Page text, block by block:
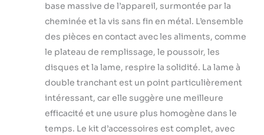
base massive de l’appareil, surmontée par la
cheminée et la vis sans fin en métal. L’ensemble
des pièces en contact avec les aliments, comme
le plateau de remplissage, le poussoir, les
disques et la lame, respire la solidité. La lame à
double tranchant est un point particulièrement
intéressant, car elle suggère une meilleure
efficacité et une usure plus homogène dans le
temps. Le kit d’accessoires est complet, avec